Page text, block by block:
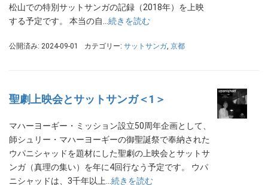
松山での特別サットサンガの記録（2018年）を上映
する予定です。 本当の自…続きを読む
公開済み: 2024-09-01 カテゴリー: サットサンガ, 京都
聖劇上映会とサットサンガ＜1＞
マハーヨーギー・ミッション設立50周年企画として、
師シュリー・マハーヨーギーの御聖誕祭で奉納された
ウパニシャッドを題材にした聖劇の上映会とサットサ
ンガ（真理の集い）を年に4回行なう予定です。 ウパ
ニシャッドは、3千年以上…続きを読む